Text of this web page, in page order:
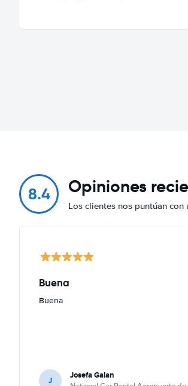
8.4 Opiniones
Los clientes nos puntúan
Buena
Buena
J Josefa Galan